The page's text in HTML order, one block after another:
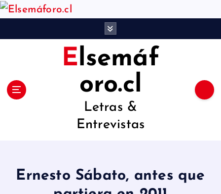
S
Elsemáf
oro.cl
Letras &
Entrevistas
Ernesto Sábato, antes que